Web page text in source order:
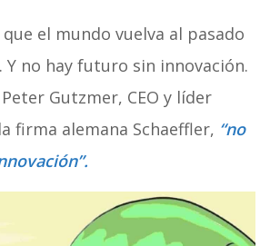
el mundo vuelva al pasado
Y no hay futuro sin innovación.
Gutzmer, CEO y líder
firma alemana Schaeffler, “no